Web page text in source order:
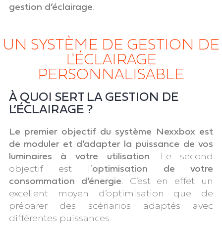
gestion d’éclairage
UN SYSTÈME DE GESTION DE
L'ÉCLAIRAGE
PERSONNALISABLE
À QUOI SERT LA GESTION DE
L’ÉCLAIRAGE ?
Le premier objectif du système Nexxbox est
de moduler et d’adapter la puissance de vos
luminaires à votre utilisation . Le second
objectif est l’optimisation de votre
consommation d’énergie . C’est en effet un
excellent moyen d’optimisation que de
préparer des scénarios adaptés avec
différentes puissances.